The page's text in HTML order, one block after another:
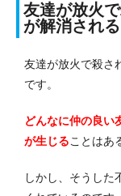
友達が放火
が解消される
友達が放火で殺さ
です。
どんなに仲の良い
が生じることはあ
しかし、そうした